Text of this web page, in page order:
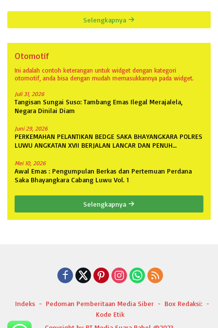
Selengkapnya
Otomotif
Ini adalah contoh keterangan untuk widget dengan kategori
otomotif, anda bisa dengan mudah memasukkannya pada widget.
Juli 31, 2026
Tangisan Sungai Suso: Tambang Emas Ilegal Merajalela,
Negara Dinilai Diam
Juni 29, 2026
PERKEMAHAN PELANTIKAN BEDGE SAKA BHAYANGKARA POLRES
LUWU ANGKATAN XVII BERJALAN LANCAR DAN PENUH
Mei 10, 2026
Awal Emas : Pengumpulan Berkas dan Pertemuan Perdana
Saka Bhayangkara Cabang Luwu Vol. 1
Selengkapnya
Indeks Pedoman Pemberitaan Media Siber
Box Redaksi:
Kode Etik